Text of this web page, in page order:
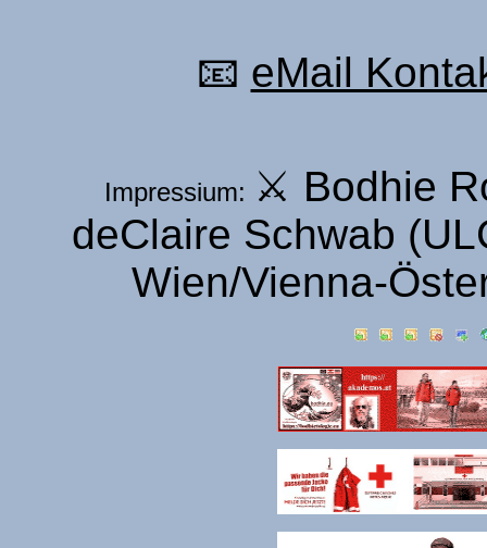
📧 eMail
Impressium: ⚔ Bodhie
deClaire Schwab
Wien/Vienna-